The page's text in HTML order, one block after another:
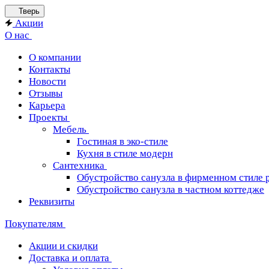
Тверь
Акции
О нас
О компании
Контакты
Новости
Отзывы
Карьера
Проекты
Мебель
Гостиная в эко-стиле
Кухня в стиле модерн
Сантехника
Обустройство санузла в фирменном стиле
Обустройство санузла в частном коттедже
Реквизиты
Покупателям
Акции и скидки
Доставка и оплата